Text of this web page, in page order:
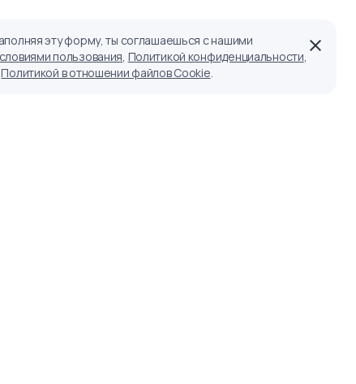
эту форму, ты соглашаешься с нашими
пользования, Политикой конфиденциальности,
Политикой в отношении файлов Cookie.